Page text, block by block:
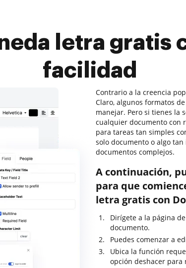
letra gratis
facilidad
Contrario a la creencia
Claro, algunos formatos
manejar. Pero si tienes la
cualquier documento con
para tareas tan simples
solo documento o algo
documentos complejos.
A continuación,
para que
letra gratis con
Dirígete a la página
documento.
Puedes comenzar a
Ubica la función
opción deshacer para